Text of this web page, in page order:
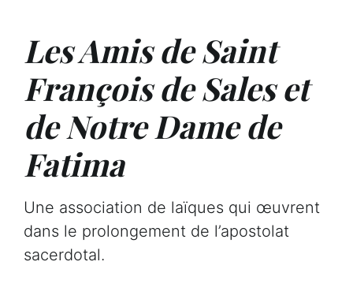
Les Amis de Saint
François de Sales et
de Notre Dame de
Fatima
Une association de laïques qui œuvrent
dans le prolongement de l’apostolat
sacerdotal.